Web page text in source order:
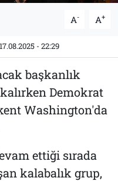
A- A+
17.08.2025 - 22:29
başkanlık
Demokrat
Washington'da
ettiği sırada
kalabalık grup,